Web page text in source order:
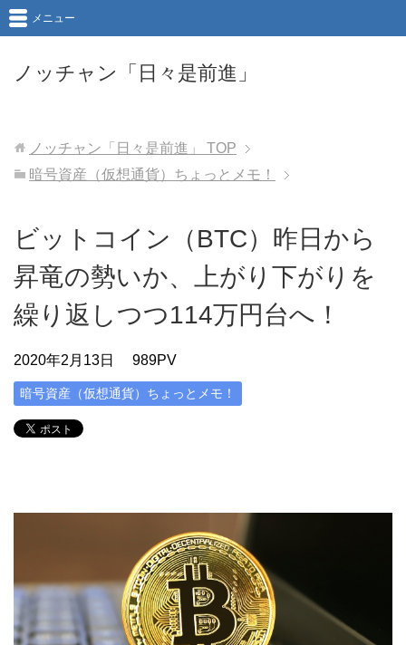
ノッチャン「日々是前進」
メニュー
ノッチャン「日々是前進」
TOP
暗号資産（仮想通貨）ちょっとメモ！
ビットコイン（BTC）昨日から
昇竜の勢いか、上がり下がりを
繰り返しつつ114万円台へ！
2020年2月13日 989PV
暗号資産（仮想通貨）ちょっとメモ！